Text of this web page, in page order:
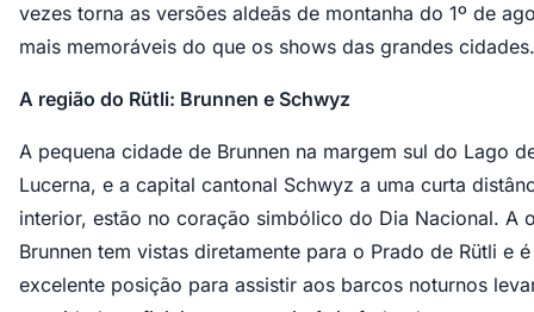
vezes torna as versões aldeãs de montanha do 1º de
mais memoráveis do que os shows das grandes cidades.
A região do Rütli: Brunnen e Schwyz
A pequena cidade de Brunnen na margem sul do Lago
Lucerna, e a capital cantonal Schwyz a uma curta
interior, estão no coração simbólico do Dia Nacional. A
Brunnen tem vistas diretamente para o Prado de Rütli e
excelente posição para assistir aos barcos noturnos